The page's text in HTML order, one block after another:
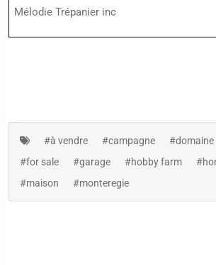
Mélodie Trépanier inc
#à vendre #campagne #domaine
#for sale
#garage #hobby farm
#maison
#monteregie